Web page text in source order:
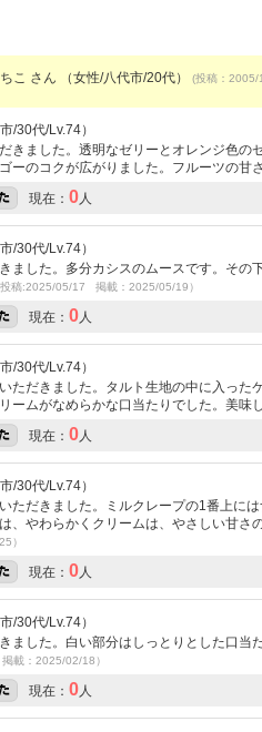
こ さん （女性/八代市/20代） (投稿：
/30代/Lv.74）
きました。透明なゼリーとオレンジ色
ーのコクが広がりました。フルーツの甘
現在： 0人
/30代/Lv.74）
ました。多分カシスのムースです。そ
投稿:2025/05/17 掲載：2025/05/19）
現在： 0人
/30代/Lv.74）
ただきました。タルト生地の中に入っ
ームがなめらかな口当たりでした。美味
現在： 0人
/30代/Lv.74）
ただきました。ミルクレープの1番上に
、やわらかくクリームは、やさしい甘さ
）
現在： 0人
/30代/Lv.74）
ました。白い部分はしっとりとした口
載：2025/02/18）
現在： 0人